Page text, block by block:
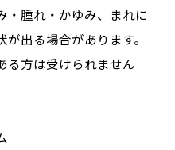
・腫れ・かゆみ、まれに
出る場合があります。
方は受けられません